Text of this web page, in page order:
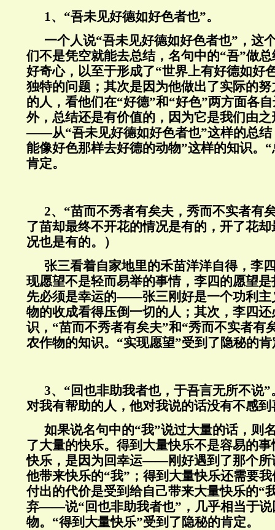
1、“吾未见好德如好色者也”。
一个人说“吾未见好德如好色者也”，这
们不是凭空就能去总结，名句中的“吾”做
好奇心，以至于形成了“世界上有好德如好
独特的问题；其次是因为他做出了实际的
的人，看他们在“好德”和“好色”两方面各
外，总结还是有价值的，因为它是我们由
——从“吾未见好德如好色者也”这样的总结
能像好色那样去好德的动物”这样的知识。
肯定。
2、“苗而不秀者有矣夫，秀而不实者有
了苗却最终不开花的情况是有的，开了花
况也是有的。）
张三看着自家地里的禾苗洋洋自得，李
现愿望不是轻而易举的事情，李四的愿望
先必须是幸运的——张三刚好是一个功利主
物的收成看得压倒一切的人；其次，李四
识，“苗而不秀者有矣夫”和“秀而不实者有
农作物的知识。“实现愿望”受到了隐秘的肯
3、“回也非助我者也，于吾言无所不说
对我有帮助的人，他对我说的话没有不感
如果说名句中的“我”说过大量的话，则
了大量的快乐。得到大量快乐不是容易的
快乐，是因为回幸运——刚好遇到了那个所
他带来快乐的“我”；得到大量快乐还需要
付出的代价是受到给自己带来大量快乐的“
弃——说“回也非助我者也”，几乎相当于说
物。“得到大量快乐”受到了隐秘的肯定。